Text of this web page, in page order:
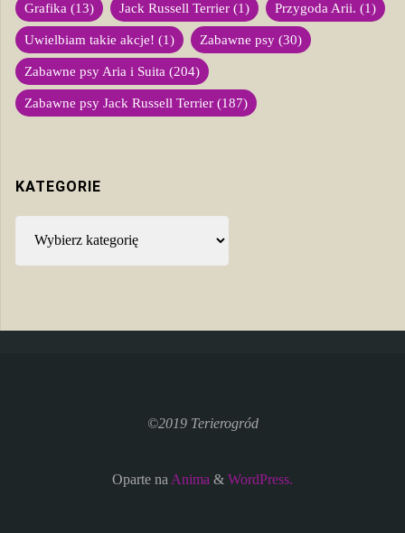
Grafika (13) Jack Russell Terrier (1) Przygoda Arii. (1)
Uwielbiam takie akcje! (1) Zabawne psy (30)
Zabawne psy Aria i Suita (204)
Zabawne psy Jack Russell Terrier (187)
KATEGORIE
©2019 Terierogród
Oparte naAnima & WordPress.